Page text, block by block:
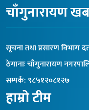
चाँगुनारायण
सूचना तथा प्रसारण विभाग
ठेगानाः चाँगुनारायण
सम्पर्क: ९८५१२०८१२७
हाम्रो टीम